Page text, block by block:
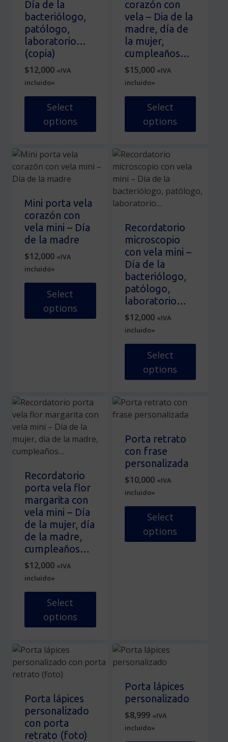
la
página
de
producto
de
producto
Día de la
bacteriólogo,
patólogo,
laboratorio…
(copia)
$12,000 «IVA
incluido»
Select
options
producto
tiene
múltiples
Las
opciones
se
pueden
en
la
página
producto
corazón con
vela – Dia de la
madre, día de
la mujer,
cumpleaños…
$15,000 «IVA
incluido»
Select
options
producto
múltiples
variantes.
se
pueden
elegir
en
la
página
de
Mini porta vela
corazón con
vela mini – Día
de la madre
$12,000 «IVA
incluido»
Select
options
opciones
se
pueden
elegir
en
la
página
de
producto
Recordatorio
microscopio
con vela mini –
Día de la
bacteriólogo,
patólogo,
laboratorio…
$12,000 «IVA
incluido»
Select
options
producto
múltiples
variantes.
Las
opciones
se
pueden
elegir
en
página
de
Recordatorio
porta vela flor
margarita con
vela mini – Día
de la mujer, día
de la madre,
cumpleaños…
$12,000 «IVA
incluido»
Select
options
producto
múltiples
variantes.
Las
opciones
se
pueden
Porta retrato
con frase
personalizada
$10,000 «IVA
incluido»
Select
options
Porta lápices
personalizado
con porta
retrato (foto)
Porta lápices
personalizado
$8,999 «IVA
incluido»